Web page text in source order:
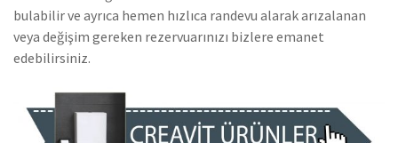
bulabilir ve ayrıca hemen hızlıca randevu alarak arızalanan
veya değişim gereken rezervuarınızı bizlere emanet
edebilirsiniz.